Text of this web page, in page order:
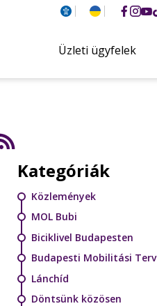
Üzleti ügyfelek
Kategóriák
Közlemények
MOL Bubi
Biciklivel Budapesten
Budapesti Mobilitási Terv
Lánchíd
Döntsünk közösen